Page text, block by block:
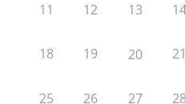
11 12 13
18 19 20 21
25 26 27